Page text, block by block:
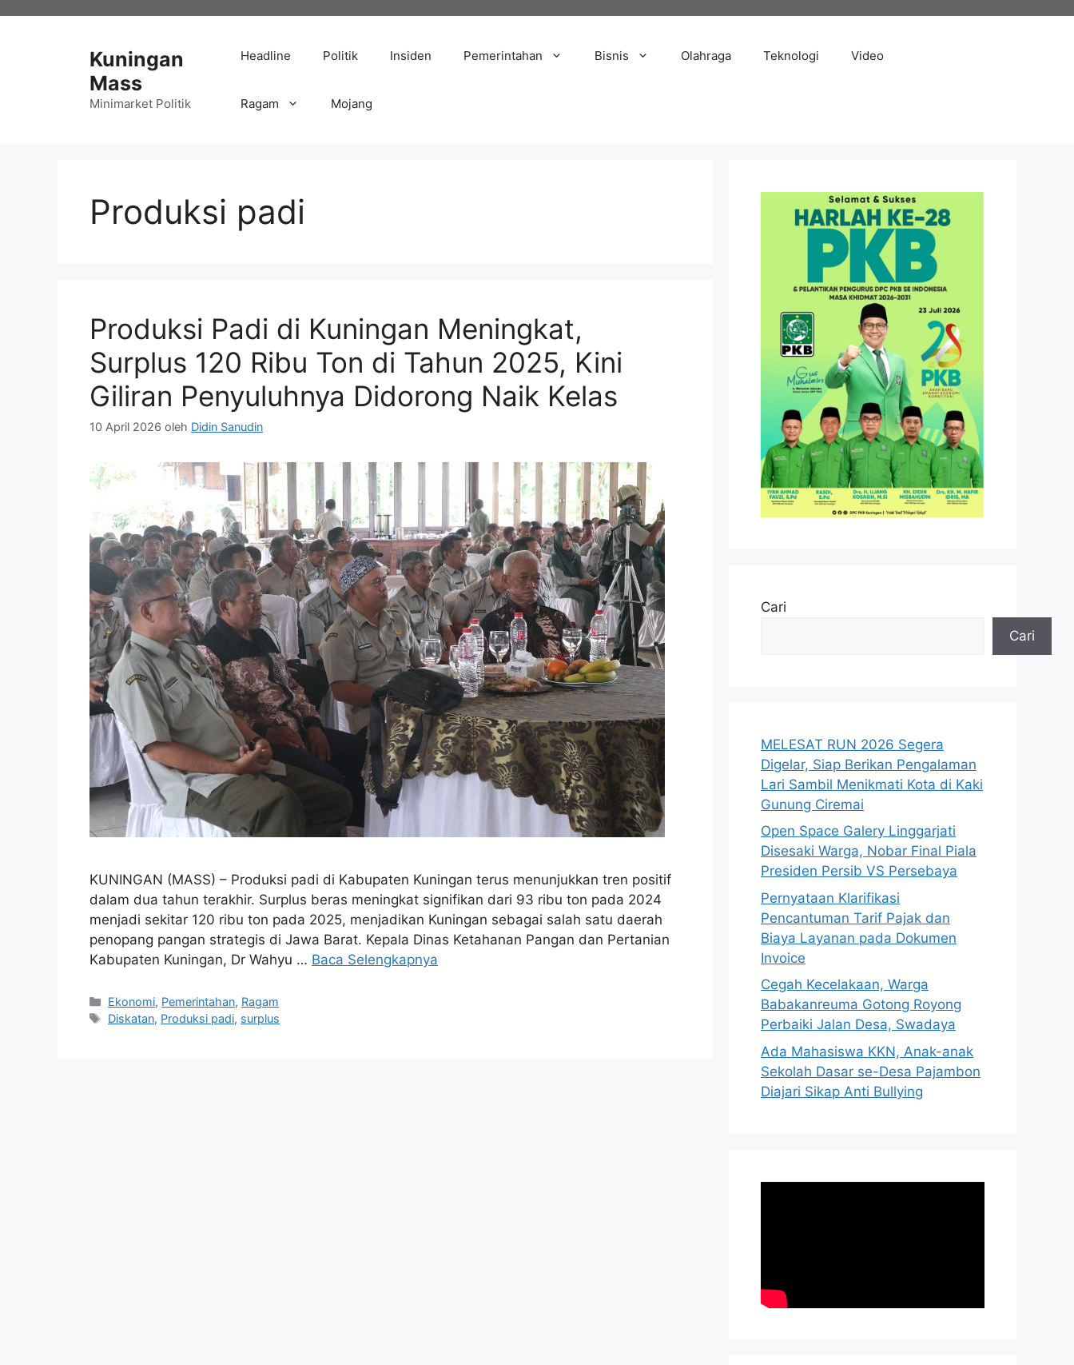
Kuningan
Mass
Minimarket Politik
Headline Politik Insiden Pemerintahan Bisnis Olahraga Teknologi Video
Ragam Mojang
Produksi padi
Produksi Padi di Kuningan Meningkat,
Surplus 120 Ribu Ton di Tahun 2025, Kini
Giliran Penyuluhnya Didorong Naik Kelas
10 April 2026 oleh Didin Sanudin
KUNINGAN (MASS) – Produksi padi di Kabupaten Kuningan terus menunjukkan tren positif
dalam dua tahun terakhir. Surplus beras meningkat signifikan dari 93 ribu ton pada 2024
menjadi sekitar 120 ribu ton pada 2025, menjadikan Kuningan sebagai salah satu daerah
penopang pangan strategis di Jawa Barat. Kepala Dinas Ketahanan Pangan dan Pertanian
Kabupaten Kuningan, Dr Wahyu … Baca Selengkapnya
Kategori
Ekonomi, Pemerintahan, Ragam
Tag
Diskatan, Produksi padi, surplus
Cari
Cari
MELESAT RUN 2026 Segera
Digelar, Siap Berikan Pengalaman
Lari Sambil Menikmati Kota di Kaki
Gunung Ciremai
Open Space Galery Linggarjati
Disesaki Warga, Nobar Final Piala
Presiden Persib VS Persebaya
Pernyataan Klarifikasi
Pencantuman Tarif Pajak dan
Biaya Layanan pada Dokumen
Invoice
Cegah Kecelakaan, Warga
Babakanreuma Gotong Royong
Perbaiki Jalan Desa, Swadaya
Ada Mahasiswa KKN, Anak-anak
Sekolah Dasar se-Desa Pajambon
Diajari Sikap Anti Bullying